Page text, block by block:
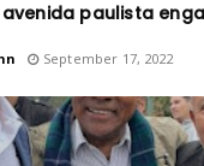
paulista
September 17, 2022